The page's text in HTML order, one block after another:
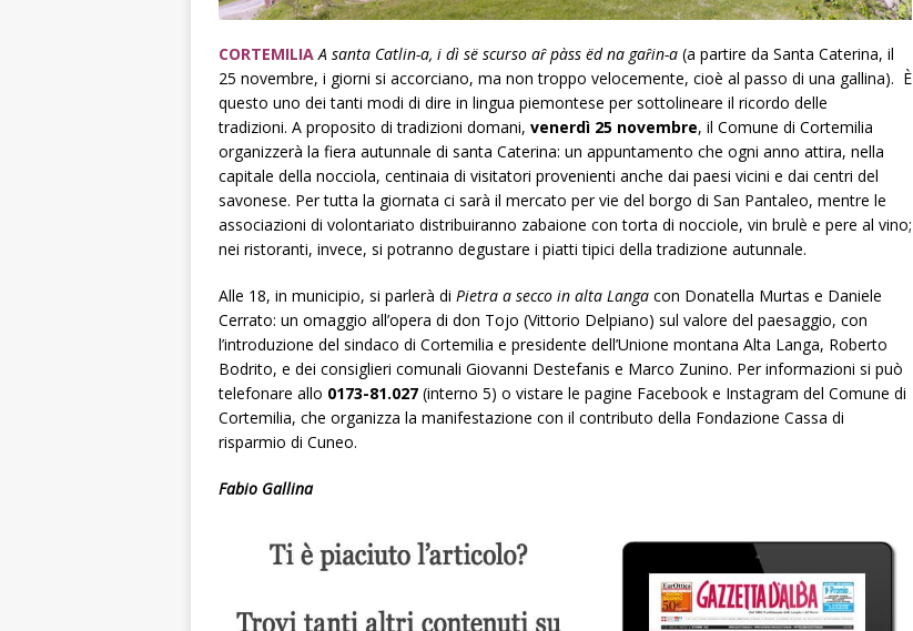
CORTEMILIA A santa Catlin-a, i dì së scurso aȓ pàss ëd na gaȓin-a (a partire da Santa Caterina, il
25 novembre, i giorni si accorciano, ma non troppo velocemente, cioè al passo di una gallina). È
questo uno dei tanti modi di dire in lingua piemontese per sottolineare il ricordo delle
tradizioni. A proposito di tradizioni domani, venerdì 25 novembre, il Comune di Cortemilia
organizzerà la fiera autunnale di santa Caterina: un appuntamento che ogni anno attira, nella
capitale della nocciola, centinaia di visitatori provenienti anche dai paesi vicini e dai centri del
savonese. Per tutta la giornata ci sarà il mercato per vie del borgo di San Pantaleo, mentre le
associazioni di volontariato distribuiranno zabaione con torta di nocciole, vin brulè e pere al vino;
nei ristoranti, invece, si potranno degustare i piatti tipici della tradizione autunnale.
Alle 18, in municipio, si parlerà di Pietra a secco in alta Langa con Donatella Murtas e Daniele
Cerrato: un omaggio all’opera di don Tojo (Vittorio Delpiano) sul valore del paesaggio, con
l’introduzione del sindaco di Cortemilia e presidente dell’Unione montana Alta Langa, Roberto
Bodrito, e dei consiglieri comunali Giovanni Destefanis e Marco Zunino. Per informazioni si può
telefonare allo 0173-81.027 (interno 5) o vistare le pagine Facebook e Instagram del Comune di
Cortemilia, che organizza la manifestazione con il contributo della Fondazione Cassa di
risparmio di Cuneo.
Fabio Gallina